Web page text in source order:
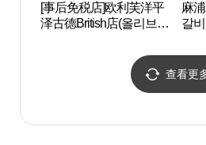
[事后免税店]欧利芙洋平
泽古德British店(올리브영
麻
갈
查看更